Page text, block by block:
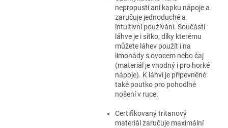
nepropustí ani kapku nápoje a
zaručuje jednoduché a
intuitivní používání. Součástí
láhve je i sítko, díky kterému
můžete láhev použít i na
limonády s ovocem nebo čaj
(materiál je vhodný i pro horké
nápoje). K láhvi je připevněné
také poutko pro pohodlné
nošení v ruce.
Certifikovaný tritanový
materiál zaručuje maximální